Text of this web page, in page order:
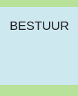
BESTUUR